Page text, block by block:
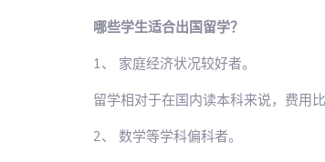
哪些学生适合出国留学？
1、 家庭经济状况较好者。
留学相对于在国内读本科来说，费用
2、 数学等学科偏科者。